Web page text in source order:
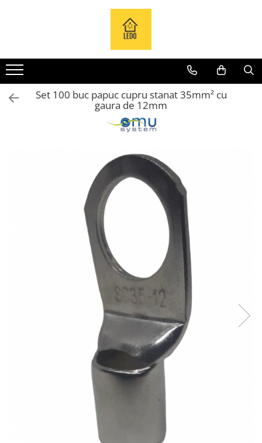
Becuri
Becuri LED
Tuburi LED
Tablouri organizare de santier
Accesorii tablouri electrice
Aparataj tablouri electrice
Sigurante automate
Intrerupatoare pentru tablouri
Set 100 buc papuc cupru stanat 35mm² cu
gaura de 12mm